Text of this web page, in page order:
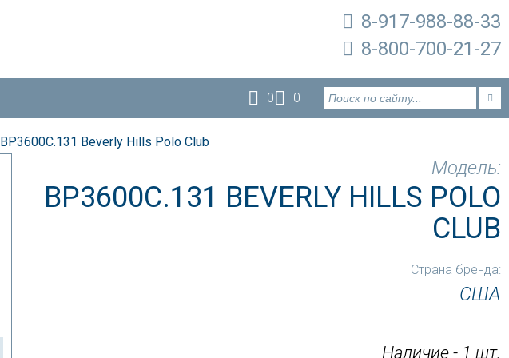
8-917-988-88-33
8-800-700-21-27
0 0
BP3600C.131 Beverly Hills Polo Club
Модель:
BP3600C.131 BEVERLY HILLS POLO
CLUB
Страна бренда:
США
Наличие - 1 шт.